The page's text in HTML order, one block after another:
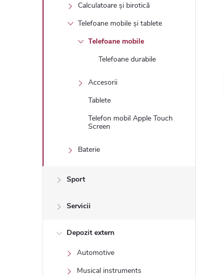
Calculatoare și birotică
Telefoane mobile și tablete
Telefoane mobile
Telefoane durabile
Accesorii
Tablete
Telefon mobil Apple Touch
Screen
Baterie
Sport
Servicii
Depozit extern
Automotive
Musical instruments